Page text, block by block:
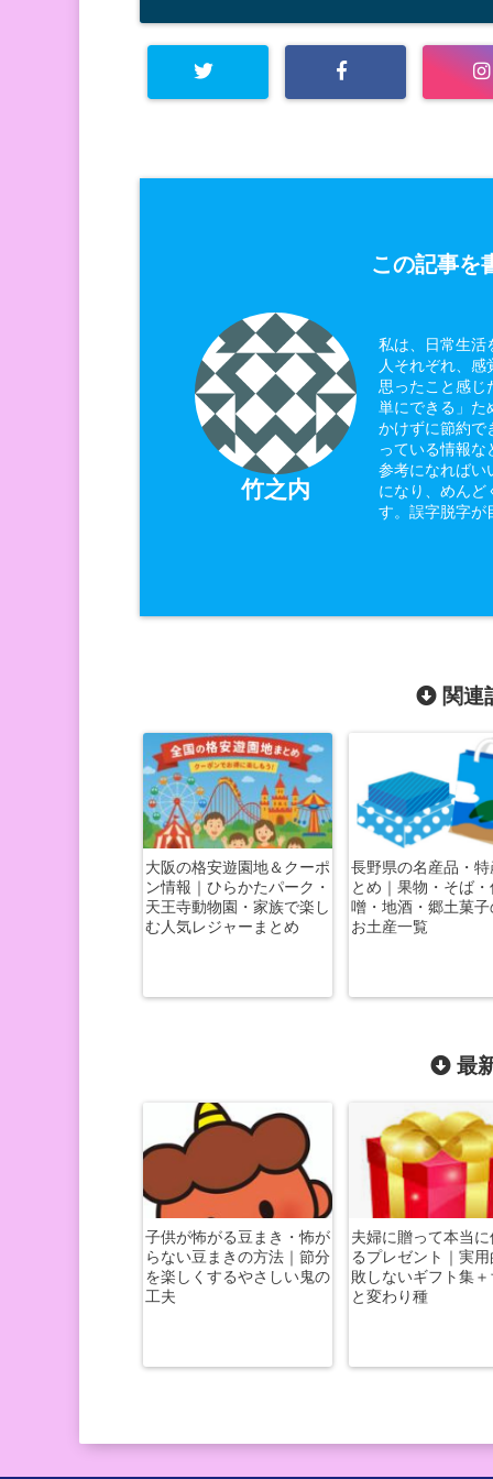
この記事を
竹之内
私は、日常生活
人それぞれ、
思ったこと感じ
単にできる」た
かけずに節約で
っている情報
参考になればい
になり、めんど
す。誤字脱字が
関連
大阪の格安遊園地＆クーポ
ン情報｜ひらかたパーク・
天王寺動物園・家族で楽し
む人気レジャーまとめ
長野県の名産品・特
とめ｜果物・そば
噌・地酒・郷土菓子
お土産一覧
最
子供が怖がる豆まき・怖が
らない豆まきの方法｜節分
を楽しくするやさしい鬼の
工夫
夫婦に贈って本当
るプレゼント｜実
敗しないギフト集
と変わり種